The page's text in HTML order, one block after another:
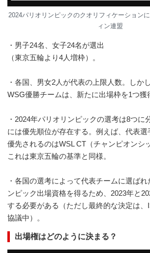
2024パリオリンピックのクオリフィケーショ
ィン連盟
・男子24名、女子24名が選出
（東京五輪より4人増枠）。
・各国、男女2人が代表の上限人数。しか
WSG優勝チームは、新たに出場枠を1つ獲
・2024年パリオリンピックの選考は8つに
には優先順位が存在する。例えば、代表選
優先されるのはWSL CT（チャンピオンシ
これは東京五輪の基準と同様。
・各国の選考によって代表チームに選ばれ
ンピック出場資格を得るため、2023年と
する必要がある（ただし最終的な決定は、
協議中）。
出場権はどのように決まる？